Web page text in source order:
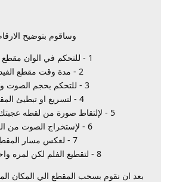
وساقوم بتوضيح
1 - للتحكم في الوان مقطع الفيلم
2 - مدة وقت مقطع الفيديوا
3 - للتحكم بحجم الصوت وكتمة
4 - لتسريع او تبطيئ المقطع
5 - لإلتقاط صورة من لقطه عجبتك من المقطع
6 - لإستخراج الصوت من المقطع
7 - لعكس مسار المقطع
8 - لتقطيع الفلم لكن لمره واحدة فقط
بعد ان نقوم بسحب المقطع الي المكان